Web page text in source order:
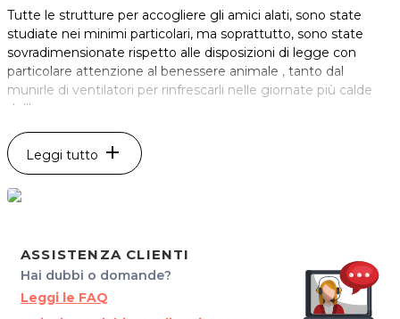
Tutte le strutture per accogliere gli amici alati, sono state
studiate nei minimi particolari, ma soprattutto, sono state
sovradimensionate rispetto alle disposizioni di legge con
particolare attenzione al benessere animale , tanto dal
munirle di ventilatori per rinfrescarli nelle giornate più calde
dell'anno.
anche eventi teatrali con cavalli ed altri animali, può ospitare
fino a 415 persone sedute.
anche da biglietteria e area ristoro, offrendo piacevoli
giochi per bimbi, viene spesso utilizzata anche per serate
musicali, feste private, centri estivi ecc.
L'Arte della Falconeria risale a migliaia di anni prima di Cristo,
Leggi tutto add
ASSISTENZA CLIENTI
Hai dubbi o domande?
Leggi le FAQ